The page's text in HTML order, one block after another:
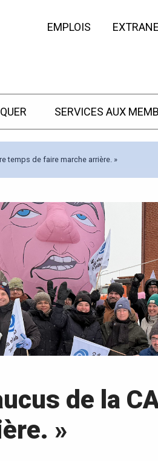
EMPLOIS
SERVICES AUX
temps de faire marche arrière. »
de la
»